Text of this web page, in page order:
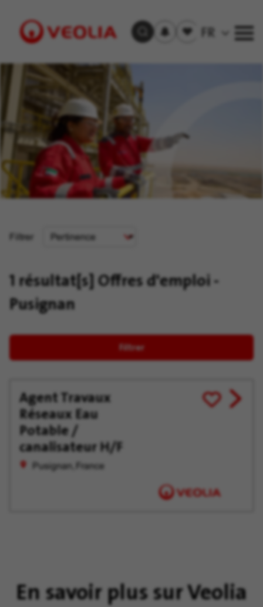
Visit
Trouver un emploi
aux
Offre(s)
sauvegardée(s)
FR
Filtrer
Critère
1 résultat[s]Offres d'emploi -
Pusignan
Filtrer
Agent Travaux
Réseaux Eau
Potable /
canalisateur H/F
Pusignan, France
Enregistrer
pour
View
job
En savoir plus sur Veolia